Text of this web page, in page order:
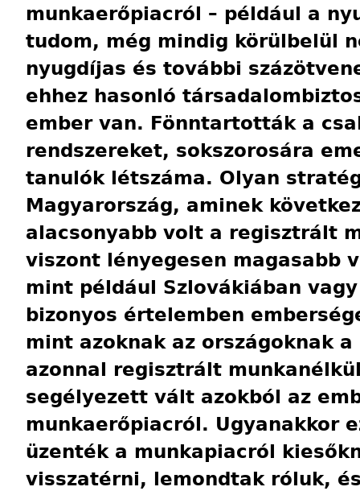
munkaerőpiacról – például a
tudom, még mindig körülbelül
nyugdíjas és további
ehhez hasonló
ember van. Fönntartották a
rendszereket, sokszorosára
tanulók létszáma. Olyan
Magyarország, aminek
alacsonyabb volt a regisztrált
viszont lényegesen magasabb
mint például Szlovákiában
bizonyos értelemben
mint azoknak az országoknak
azonnal regisztrált
segélyezett vált azokból az
munkaerőpiacról. Ugyanakkor
üzenték a munkapiacról
visszatérni, lemondtak róluk,